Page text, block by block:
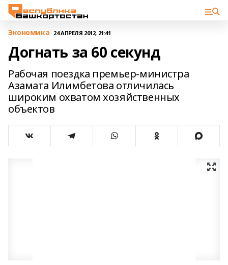
Экономика 24 АПРЕЛЯ 2012, 21:41
Догнать за 60 секунд
Рабочая поездка премьер-министра
Азамата Илимбетова отличилась
широким охватом хозяйственных
объектов